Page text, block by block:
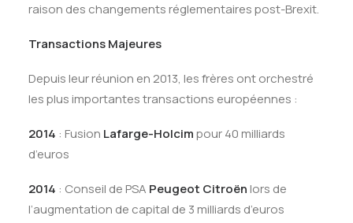
raison des changements réglementaires post-Brexit.
Transactions Majeures
Depuis leur réunion en 2013, les frères ont orchestré
les plus importantes transactions européennes :
2014 : Fusion Lafarge-Holcimpour 40 milliards
d’euros
2014 : Conseil de PSA Peugeot Citroënlors de
l’augmentation de capital de 3 milliards d’euros